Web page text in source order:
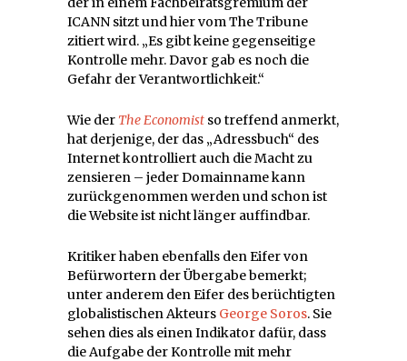
ICANN sitzt und hier vom The Tribune
zitiert wird. „Es gibt keine gegenseitige
Kontrolle mehr. Davor gab es noch die
Gefahr der Verantwortlichkeit.“
Wie der The Economist so treffend anmerkt,
hat derjenige, der das „Adressbuch“ des
Internet kontrolliert auch die Macht zu
zensieren – jeder Domainname kann
zurückgenommen werden und schon ist
die Website ist nicht länger auffindbar.
Kritiker haben ebenfalls den Eifer von
Befürwortern der Übergabe bemerkt;
unter anderem den Eifer des berüchtigten
globalistischen Akteurs George Soros. Sie
sehen dies als einen Indikator dafür, dass
die Aufgabe der Kontrolle mit mehr